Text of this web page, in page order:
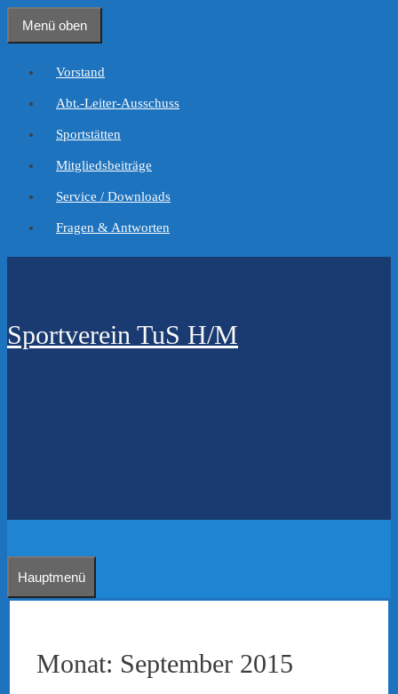
Inhalt
Menü oben
Vorstand
Abt.-Leiter-Ausschuss
Sportstätten
Mitgliedsbeiträge
Service / Downloads
Fragen & Antworten
Sportverein TuS H/M
Hauptmenü
Monat: September 2015